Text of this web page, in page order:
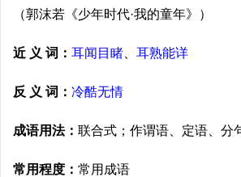
（郭沫若《少年时代·我的童年》）
近 义 词： 耳闻目睹 耳熟能详
反 义 词： 冷酷无情
成语用法： 联合式；作谓语、定语、分
常用程度： 常用成语